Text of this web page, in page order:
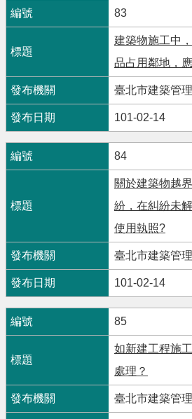
83
建築物施工中
品占用鄰地，
臺北市建築管
101-02-14
84
關於建築物越
紛，在糾紛未
使用執照?
臺北市建築管
101-02-14
85
如新建工程施
處理？
臺北市建築管